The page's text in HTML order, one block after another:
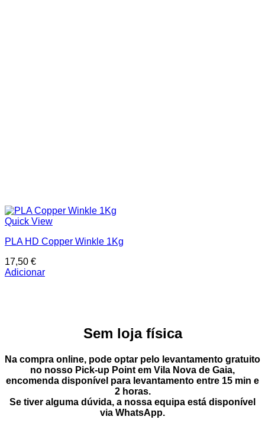
Quick View
PLA HD Copper Winkle 1Kg
17,50 €
Adicionar
Sem loja física
Na compra online, pode optar pelo levantamento gratuito
no nosso Pick-up Point em Vila Nova de Gaia,
encomenda disponível para levantamento entre 15 min e
2 horas.
Se tiver alguma dúvida, a nossa equipa está disponível
via WhatsApp.